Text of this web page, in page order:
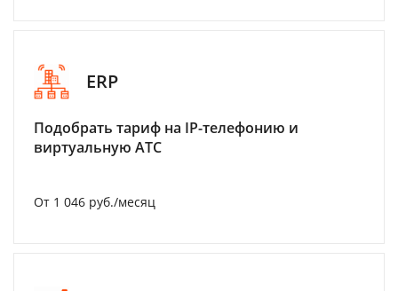
ERP
Подобрать тариф на IP-телефонию и
виртуальную АТС
От 1 046 руб./месяц